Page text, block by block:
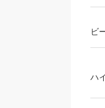
ビ
ハ